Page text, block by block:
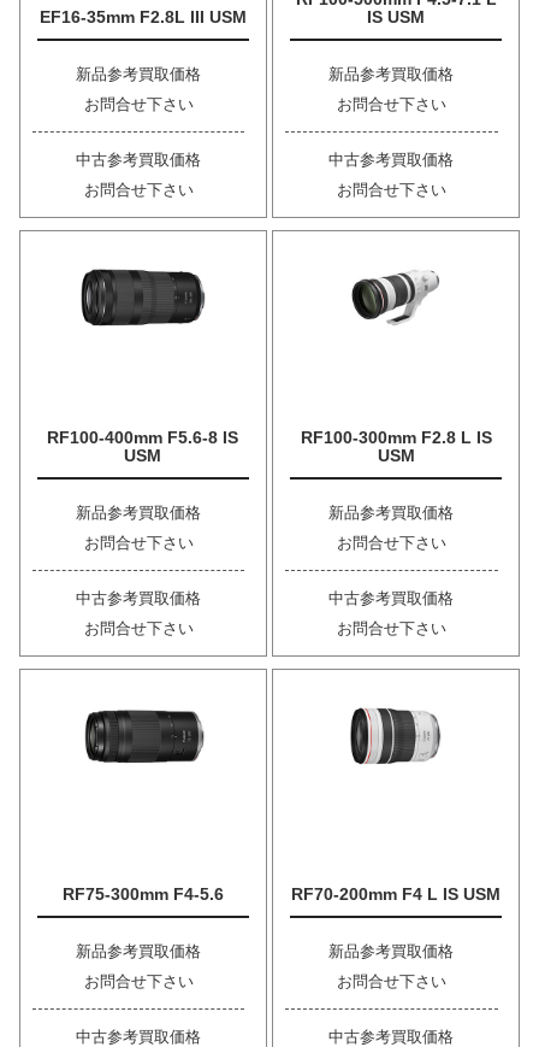
EF16-35mm F2.8L III USM
新品参考買取価格
お問合せ下さい
中古参考買取価格
お問合せ下さい
IS USM
新品参考買取価格
お問合せ下さい
中古参考買取価格
お問合せ下さい
RF100-400mm F5.6-8 IS
USM
新品参考買取価格
お問合せ下さい
中古参考買取価格
お問合せ下さい
RF100-300mm F2.8 L IS
USM
新品参考買取価格
お問合せ下さい
中古参考買取価格
お問合せ下さい
RF75-300mm F4-5.6
新品参考買取価格
お問合せ下さい
中古参考買取価格
RF70-200mm F4 L IS USM
新品参考買取価格
お問合せ下さい
中古参考買取価格